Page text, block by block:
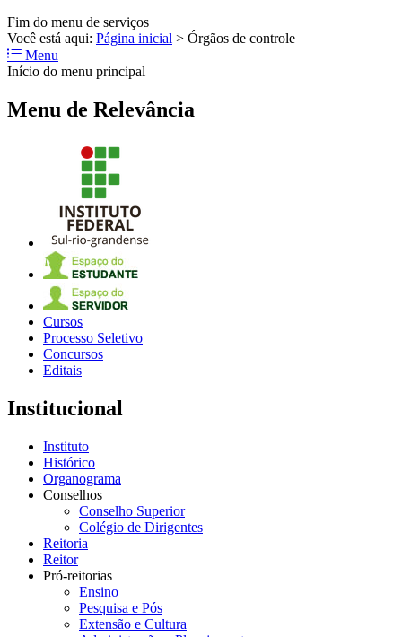
Fim do menu de serviços
Você está aqui: Página inicial > Órgãos de controle
Menu
Início do menu principal
Menu de Relevância
Cursos
Processo Seletivo
Concursos
Editais
Institucional
Instituto
Histórico
Organograma
Conselhos
Conselho Superior
Colégio de Dirigentes
Reitoria
Reitor
Pró-reitorias
Ensino
Pesquisa e Pós
Extensão e Cultura